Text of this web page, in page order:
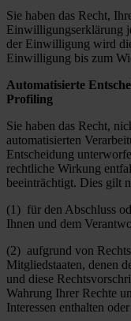
Sie haben das Recht,
Einwilligungserklärung
der Einwilligung wird
Einwilligung bis zum
Automatisierte
Profiling
Sie haben das Recht,
automatisierten
Entscheidung
rechtliche Wirkung
beeinträchtigt. Dies gilt
(1) für den Abschluss
Ihnen und dem
(2) aufgrund von
Mitgliedstaaten, denen
und diese
Wahrung Ihrer Rechte
Interessen enthalten oder